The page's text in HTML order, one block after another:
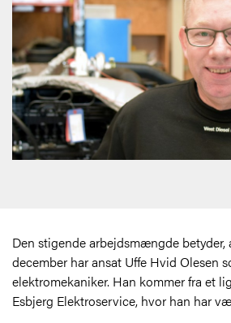
Den stigende arbejdsmængde betyder,
december har ansat Uffe Hvid Olesen
elektromekaniker. Han kommer fra et
Esbjerg Elektroservice, hvor han har